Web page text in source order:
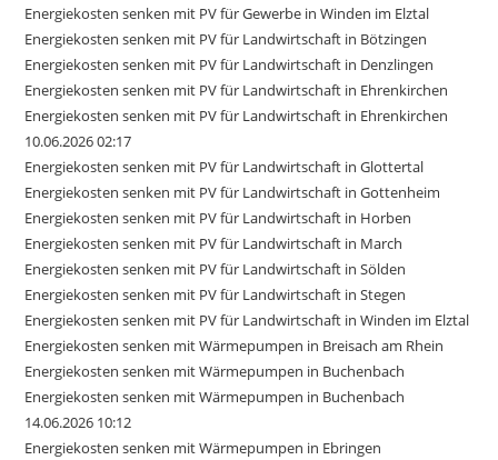
Energiekosten senken mit PV für Gewerbe in Winden im Elztal
Energiekosten senken mit PV für Landwirtschaft in Bötzingen
Energiekosten senken mit PV für Landwirtschaft in Denzlingen
Energiekosten senken mit PV für Landwirtschaft in Ehrenkirchen
Energiekosten senken mit PV für Landwirtschaft in Ehrenkirchen
10.06.2026 02:17
Energiekosten senken mit PV für Landwirtschaft in Glottertal
Energiekosten senken mit PV für Landwirtschaft in Gottenheim
Energiekosten senken mit PV für Landwirtschaft in Horben
Energiekosten senken mit PV für Landwirtschaft in March
Energiekosten senken mit PV für Landwirtschaft in Sölden
Energiekosten senken mit PV für Landwirtschaft in Stegen
Energiekosten senken mit PV für Landwirtschaft in Winden im Elztal
Energiekosten senken mit Wärmepumpen in Breisach am Rhein
Energiekosten senken mit Wärmepumpen in Buchenbach
Energiekosten senken mit Wärmepumpen in Buchenbach
14.06.2026 10:12
Energiekosten senken mit Wärmepumpen in Ebringen